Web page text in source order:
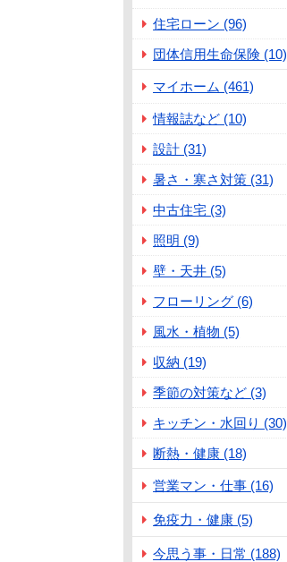
住宅ローン (96)
団体信用生命保険 (10)
マイホーム (461)
情報誌など (10)
設計 (31)
暑さ・寒さ対策 (31)
中古住宅 (3)
照明 (9)
壁・天井 (5)
フローリング (6)
風水・植物 (5)
収納 (19)
季節の対策など (3)
キッチン・水回り (30)
断熱・健康 (18)
営業マン・仕事 (16)
免疫力・健康 (5)
今思う事・日常 (188)